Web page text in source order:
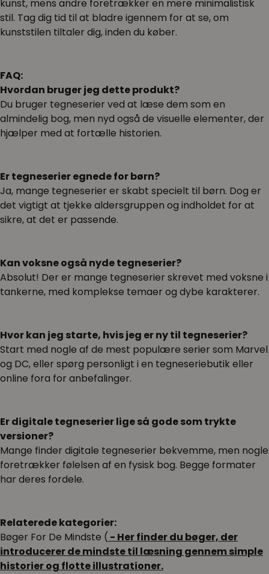
kunst, mens andre foretrækker en mere minimalistisk
stil. Tag dig tid til at bladre igennem for at se, om
kunststilen tiltaler dig, inden du køber.
FAQ:
Hvordan bruger jeg dette produkt?
Du bruger tegneserier ved at læse dem som en
almindelig bog, men nyd også de visuelle elementer, der
hjælper med at fortælle historien.
Er tegneserier egnede for børn?
Ja, mange tegneserier er skabt specielt til børn. Dog er
det vigtigt at tjekke aldersgruppen og indholdet for at
sikre, at det er passende.
Kan voksne også nyde tegneserier?
Absolut! Der er mange tegneserier skrevet med voksne i
tankerne, med komplekse temaer og dybe karakterer.
Hvor kan jeg starte, hvis jeg er ny til tegneserier?
Start med nogle af de mest populære serier som Marvel
og DC, eller spørg personligt i en tegneseriebutik eller
online fora for anbefalinger.
Er digitale tegneserier lige så gode som trykte
versioner?
Mange finder digitale tegneserier bekvemme, men nogle
foretrækker følelsen af en fysisk bog. Begge formater
har deres fordele.
Relaterede kategorier:
Bøger For De Mindste ( - Her finder du bøger, der
introducerer de mindste til læsning gennem simple
historier og flotte illustrationer.